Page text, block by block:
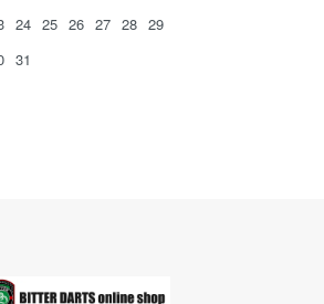
24 25 26 27 28 29
31